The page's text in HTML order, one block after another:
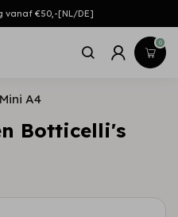
vanaf €50,-[NL/DE]
0
A4
Botticelli's